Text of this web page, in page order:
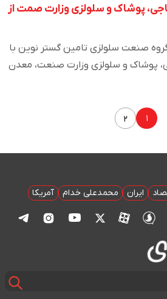
پوشاک و سلولزی وزارت صمت از
صنعت سلولزی تامین گستر نوین با
پوشاک و سلولزی وزارت صنعت، معدن
۱ ۲
ایران محمدعلی خدام آمریکا